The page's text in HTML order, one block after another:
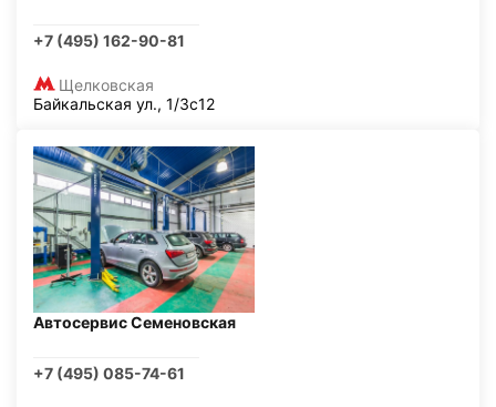
+7 (495) 162-90-81
Щелковская
Байкальская ул., 1/3с12
Автосервис Семеновская
+7 (495) 085-74-61